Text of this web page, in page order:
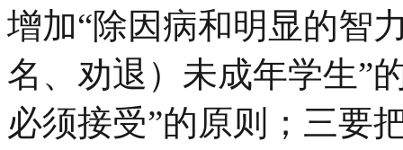
增加“除因病和明显的智
名、劝退）未成年学生”
必须接受”的原则；三要